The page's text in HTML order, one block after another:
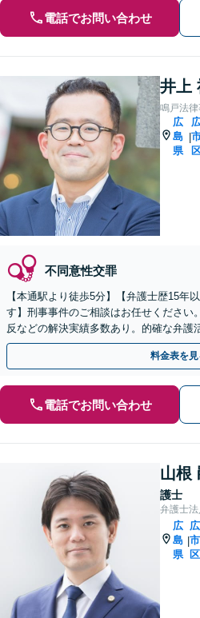
電話でお問い合わせ
井上
鳴戸法
広
島
県
|
不同意性交罪
【本通駅より徒歩5分】【弁護士歴15年
す】刑事事件のご相談はお任せください
反などの解決実績多数あり。的確な弁護
との示談交渉もお任せください【土日・
料金表を見
電話でお問い合わせ
山根
護士
弁護士
広
島
県
|
区